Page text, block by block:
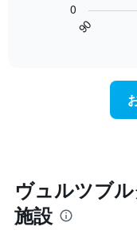
は、
曜
日
れ
て
客
室
90
0
ヴュルツブ
施設